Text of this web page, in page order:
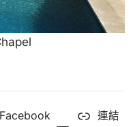
Facebook
連結